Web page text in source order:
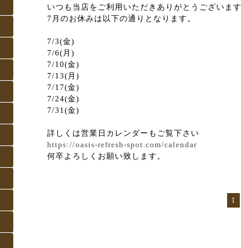
いつも当店をご利用いただきありがとうございます
7月のお休みは以下の通りとなります。
7/3(金)
7/6(月)
7/10(金)
7/13(月)
7/17(金)
7/24(金)
7/31(金)
詳しくは営業日カレンダーもご覧下さい
https://oasis-refresh-spot.com/calendar
何卒よろしくお願い致します。
1